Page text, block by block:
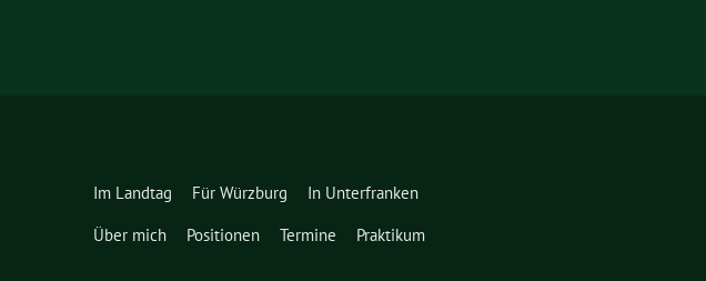
Im Landtag Für Würzburg
In Unterfranken
Über mich
Positionen Termine Praktikum